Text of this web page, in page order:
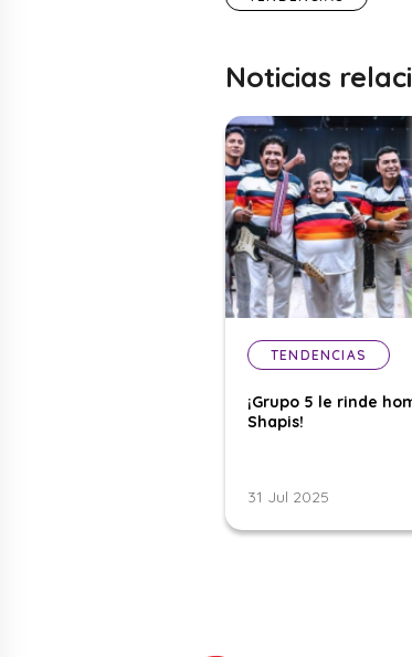
Noticias
TENDENCIAS
¡Grupo 5 le rinde
Shapis!
31 Jul 2025